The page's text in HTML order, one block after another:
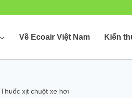
Về Ecoair Việt Nam Kiến
Thuốc xịt chuột xe hơi